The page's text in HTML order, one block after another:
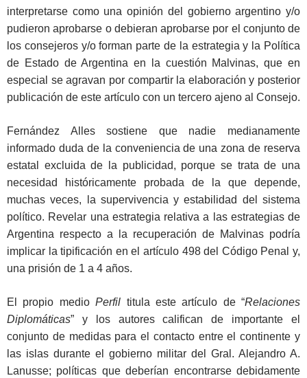
interpretarse como una opinión del gobierno argentino y/o
pudieron aprobarse o debieran aprobarse por el conjunto de
los consejeros y/o forman parte de la estrategia y la Política
de Estado de Argentina en la cuestión Malvinas, que en
especial se agravan por compartir la elaboración y posterior
publicación de este artículo con un tercero ajeno al Consejo.
Fernández Alles sostiene que nadie medianamente
informado duda de la conveniencia de una zona de reserva
estatal excluida de la publicidad, porque se trata de una
necesidad históricamente probada de la que depende,
muchas veces, la supervivencia y estabilidad del sistema
político. Revelar una estrategia relativa a las estrategias de
Argentina respecto a la recuperación de Malvinas podría
implicar la tipificación en el artículo 498 del Código Penal y,
una prisión de 1 a 4 años.
El propio medioPerfil titula este artículo de “Relaciones
Diplomáticas” y los autores califican de importante el
conjunto de medidas para el contacto entre el continente y
las islas durante el gobierno militar del Gral. Alejandro A.
Lanusse; políticas que deberían encontrarse debidamente